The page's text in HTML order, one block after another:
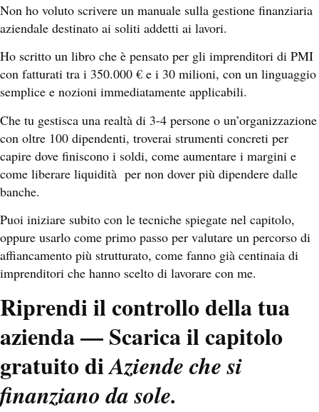
Non ho voluto scrivere un manuale sulla gestione finanziaria
aziendale destinato ai soliti addetti ai lavori.
Ho scritto un libro che è pensato per gli imprenditori di PMI
con fatturati tra i 350.000 € e i 30 milioni, con un linguaggio
semplice e nozioni immediatamente applicabili.
Che tu gestisca una realtà di 3-4 persone o un’organizzazione
con oltre 100 dipendenti, troverai strumenti concreti per
capire dove finiscono i soldi, come aumentare i margini e
come liberare liquidità per non dover più dipendere dalle
banche.
Puoi iniziare subito con le tecniche spiegate nel capitolo,
oppure usarlo come primo passo per valutare un percorso di
affiancamento più strutturato, come fanno già centinaia di
imprenditori che hanno scelto di lavorare con me.
Riprendi il controllo della tua
azienda — Scarica il capitolo
gratuito diAziende che si
finanziano da sole.